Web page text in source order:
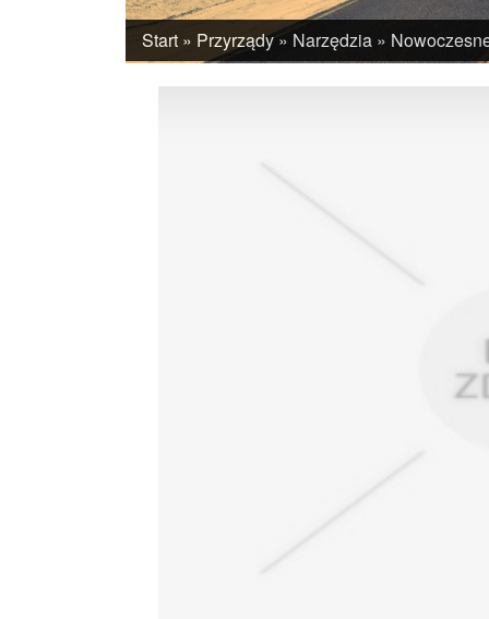
Start » Przyrządy» Narzędzia »